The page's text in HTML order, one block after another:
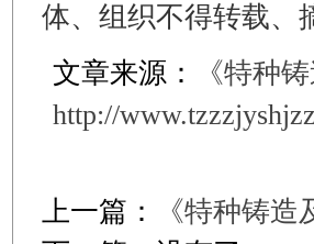
体、组织不得转载、
文章来源：
《特种
http://
上一篇：
《特种铸